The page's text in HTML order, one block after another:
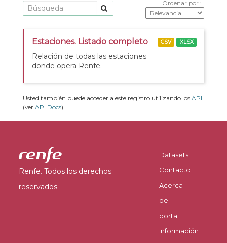
Ordenar por
Estaciones. Listado completo
Relación de todas las estaciones
donde opera Renfe.
CSV XLSX
Usted también puede acceder a este registro utilizando los API
(ver API Docs).
Renfe. Todos los derechos
reservados.
Datasets
Contacto
Acerca
del
portal
Información